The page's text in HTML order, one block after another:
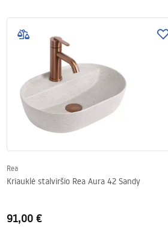
Rea
Kriauklė stalviršio Rea Aura 42 Sandy
91,00 €